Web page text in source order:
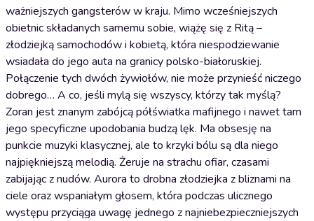
ważniejszych gangsterów w kraju. Mimo wcześniejszych
obietnic składanych samemu sobie, wiążę się z Ritą –
złodziejką samochodów i kobietą, która niespodziewanie
wsiadała do jego auta na granicy polsko-białoruskiej.
Połączenie tych dwóch żywiołów, nie może przynieść niczego
dobrego… A co, jeśli mylą się wszyscy, którzy tak myślą?
Zoran jest znanym zabójcą półświatka mafijnego i nawet tam
jego specyficzne upodobania budzą lęk. Ma obsesję na
punkcie muzyki klasycznej, ale to krzyki bólu są dla niego
najpiękniejszą melodią. Żeruje na strachu ofiar, czasami
zabijając z nudów. Aurora to drobna złodziejka z bliznami na
ciele oraz wspaniałym głosem, która podczas ulicznego
występu przyciąga uwagę jednego z najniebezpieczniejszych